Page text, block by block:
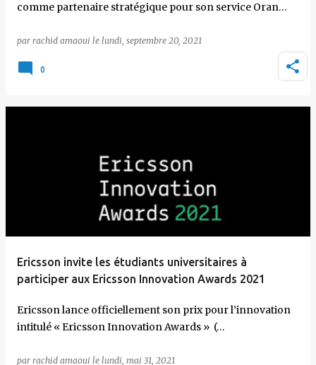
comme partenaire stratégique pour son service Oran…
par rachid amaoui le lundi, septembre 20, 2021
0
Ericsson invite les étudiants universitaires à
participer aux Ericsson Innovation Awards 2021
Ericsson lance officiellement son prix pour l’innovation
intitulé « Ericsson Innovation Awards » (…
par rachid amaoui le lundi, mai 31, 2021